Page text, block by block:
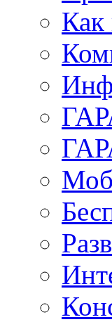
Как